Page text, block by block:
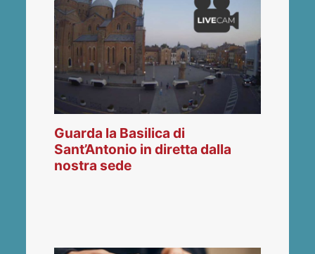
Guarda la Basilica di
Sant’Antonio in diretta dalla
nostra sede